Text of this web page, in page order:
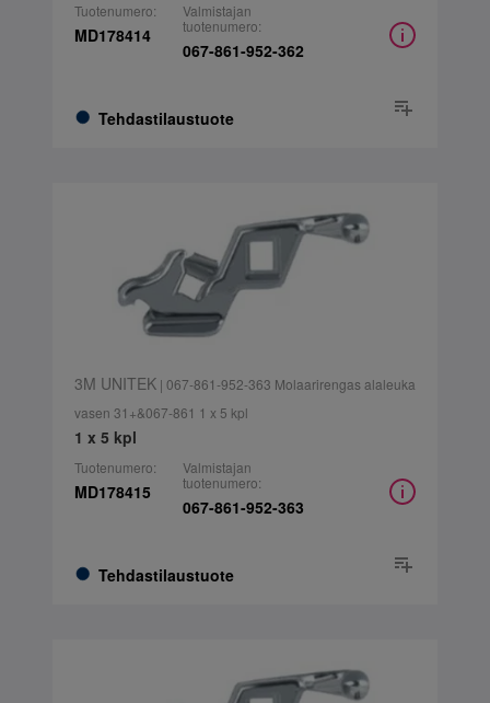
Tuotenumero:
MD178414
Tehdastilaustuote
Valmistajan
tuotenumero:
067-861-952-362
3M UNITEK| 067-861-952-363 Molaarirengas alaleuka
vasen 31+&067-861 1 x 5 kpl
1 x 5 kpl
Tuotenumero:
MD178415
Tehdastilaustuote
Valmistajan
tuotenumero:
067-861-952-363